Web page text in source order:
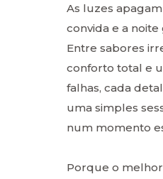
As luzes
convida e a noite
Entre sabores
conforto total e
falhas, cada
uma simples
num momento
Porque o